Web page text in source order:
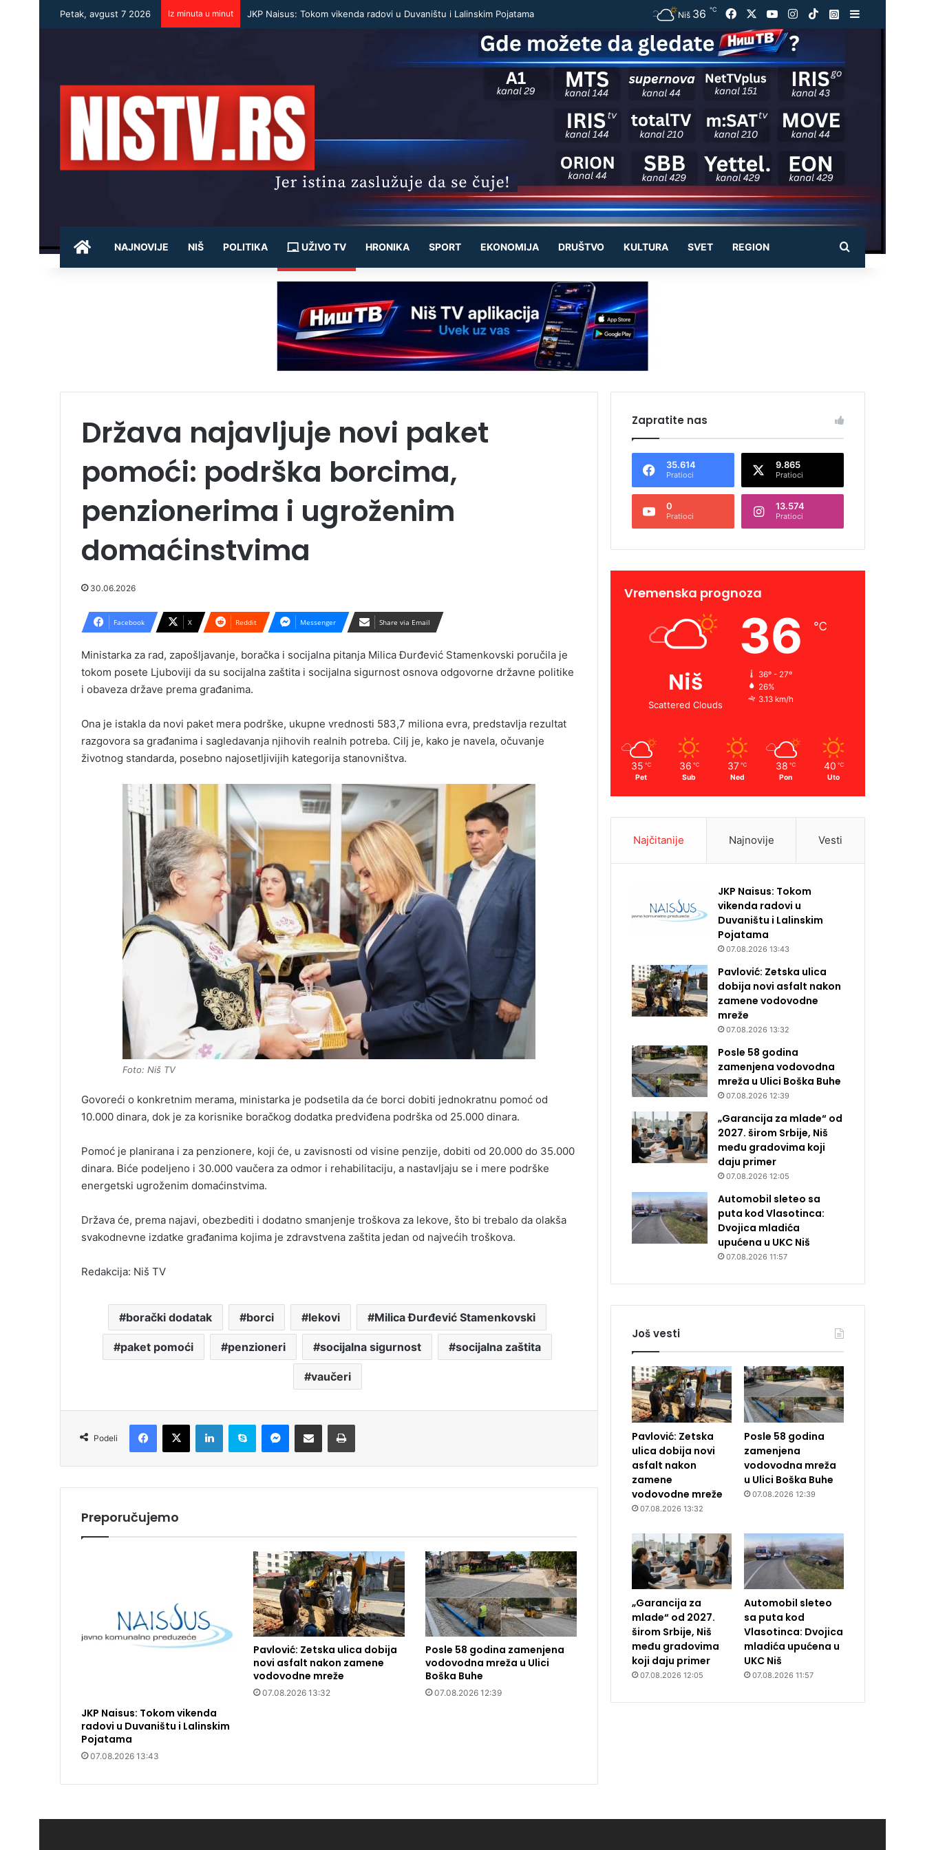
Petak, avgust 7 2026 Iz minuta u minut JKP Naisus: Tokom vikenda radovi u Duvaništu i Lalinskim Pojatama Niš 36 ℃ Facebook YouTubeInstagram
TikTokInstagram
POČETNA
NAJNOVIJE NIŠ POLITIKA UŽIVO TV HRONIKA SPORT EKONOMIJA DRUŠTVO KULTURA SVET REGION Pretraži
Država najavljuje novi paket
pomoći: podrška borcima,
penzionerima i ugroženim
domaćinstvima
30.06.2026
Facebook X Reddit Messenger Share via Email
Ministarka za rad, zapošljavanje, boračka i socijalna pitanja Milica Đurđević Stamenkovski poručila je
tokom posete Ljuboviji da su socijalna zaštita i socijalna sigurnost osnova odgovorne državne politike
i obaveza države prema građanima.
Ona je istakla da novi paket mera podrške, ukupne vrednosti 583,7 miliona evra, predstavlja rezultat
razgovora sa građanima i sagledavanja njihovih realnih potreba. Cilj je, kako je navela, očuvanje
životnog standarda, posebno najosetljivijih kategorija stanovništva.
Foto: Niš TV
Govoreći o konkretnim merama, ministarka je podsetila da će borci dobiti jednokratnu pomoć od
10.000 dinara, dok je za korisnike boračkog dodatka predviđena podrška od 25.000 dinara.
Pomoć je planirana i za penzionere, koji će, u zavisnosti od visine penzije, dobiti od 20.000 do 35.000
dinara. Biće podeljeno i 30.000 vaučera za odmor i rehabilitaciju, a nastavljaju se i mere podrške
energetski ugroženim domaćinstvima.
Država će, prema najavi, obezbediti i dodatno smanjenje troškova za lekove, što bi trebalo da olakša
svakodnevne izdatke građanima kojima je zdravstvena zaštita jedan od najvećih troškova.
Redakcija: Niš TV
borački dodatak borci lekovi Milica Đurđević Stamenkovski
paket pomoći penzioneri socijalna sigurnost socijalna zaštita
vaučeri
Podeli
Preporučujemo
JKP Naisus: Tokom vikenda
radovi u Duvaništu i Lalinskim
Pojatama
07.08.2026 13:43
Pavlović: Zetska ulica dobija
novi asfalt nakon zamene
vodovodne mreže
07.08.2026 13:32
Posle 58 godina zamenjena
vodovodna mreža u Ulici
Boška Buhe
07.08.2026 12:39
Zapratite nas
35.614
Pratioci
9.865
Pratioci
0
Pratioci
13.574
Pratioci
Vremenska prognoza
Niš
Scattered Clouds
36 ℃
36º - 27º
26%
3.13 km/h
35 ℃
Pet
36 ℃
Sub
37 ℃
Ned
38 ℃
Pon
40 ℃
Uto
Najčitanije Najnovije Vesti
JKP Naisus: Tokom
vikenda radovi u
Duvaništu i Lalinskim
Pojatama
07.08.2026 13:43
Pavlović: Zetska ulica
dobija novi asfalt nakon
zamene vodovodne
mreže
07.08.2026 13:32
Posle 58 godina
zamenjena vodovodna
mreža u Ulici Boška Buhe
07.08.2026 12:39
„Garancija za mlade“ od
2027. širom Srbije, Niš
među gradovima koji
daju primer
07.08.2026 12:05
Automobil sleteo sa
puta kod Vlasotinca:
Dvojica mladića
upućena u UKC Niš
07.08.2026 11:57
Još vesti
Pavlović: Zetska
ulica dobija novi
asfalt nakon
zamene
vodovodne mreže
07.08.2026 13:32
Posle 58 godina
zamenjena
vodovodna mreža
u Ulici Boška Buhe
07.08.2026 12:39
„Garancija za
mlade“ od 2027.
širom Srbije, Niš
među gradovima
koji daju primer
07.08.2026 12:05
Automobil sleteo
sa puta kod
Vlasotinca: Dvojica
mladića upućena u
UKC Niš
07.08.2026 11:57